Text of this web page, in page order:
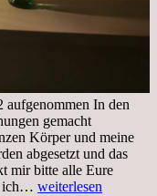
aufgenommen In den
gemacht
Körper und meine
abgesetzt und das
mir bitte alle Eure
ich… Mittwoch.
weiterlesen